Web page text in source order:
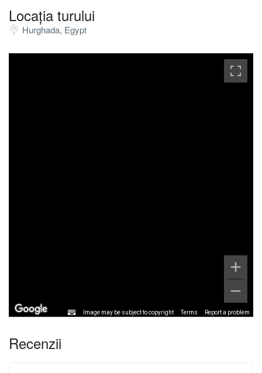
Locația turului
Hurghada, Egypt
Image may be subject to copyright Terms Report a problem
Recenzii